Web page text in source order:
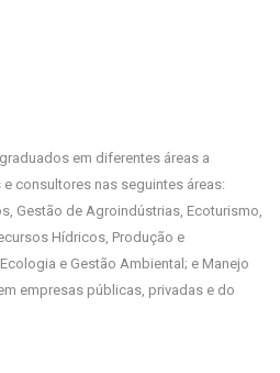
em diferentes áreas a
consultores nas seguintes áreas:
Gestão de Agroindústrias, Ecoturismo,
Hídricos, Produção e
e Gestão Ambiental; e Manejo
empresas públicas, privadas e do